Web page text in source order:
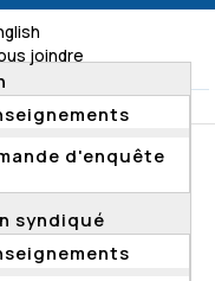
joindre
d'enquête
syndiqué